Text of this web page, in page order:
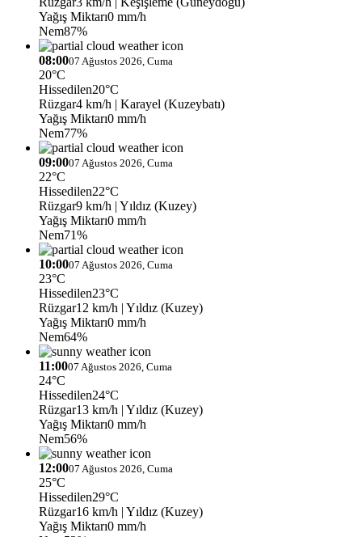
Yağış Miktarı0 mm/h
Nem87%
08:0007 Ağustos 2026, Cuma
20°C
Hissedilen20°C
Rüzgar4 km/h | Karayel (Kuzeybatı)
Yağış Miktarı0 mm/h
Nem77%
09:0007 Ağustos 2026, Cuma
22°C
Hissedilen22°C
Rüzgar9 km/h | Yıldız (Kuzey)
Yağış Miktarı0 mm/h
Nem71%
10:0007 Ağustos 2026, Cuma
23°C
Hissedilen23°C
Rüzgar12 km/h | Yıldız (Kuzey)
Yağış Miktarı0 mm/h
Nem64%
11:0007 Ağustos 2026, Cuma
24°C
Hissedilen24°C
Rüzgar13 km/h | Yıldız (Kuzey)
Yağış Miktarı0 mm/h
Nem56%
12:0007 Ağustos 2026, Cuma
25°C
Hissedilen29°C
Rüzgar16 km/h | Yıldız (Kuzey)
Yağış Miktarı0 mm/h